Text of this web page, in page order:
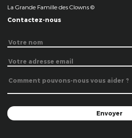
La Grande Famille des Clowns ©
Contactez-nous